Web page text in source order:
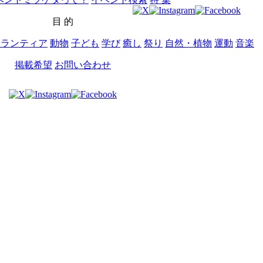
目 的
ンティア 動物 子ども 学び 癒し 祭り 自然・植物 運動 音楽
掲載希望 お問い合わせ